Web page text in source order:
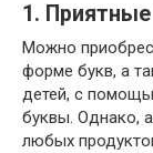
1.
Можно
форме букв, а
детей, с
буквы. Однако,
любых